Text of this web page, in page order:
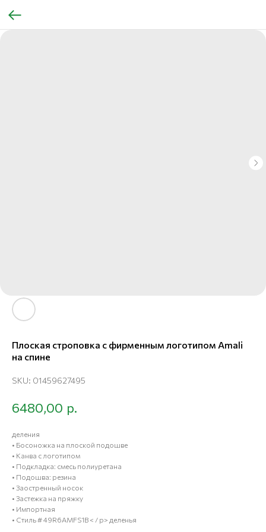
Плоская строповка с фирменным логотипом Amali
на спине
SKU: 01459627495
6480,00 р.
деления
• Босоножка на плоской подошве
• Канва с логотипом
• Подкладка: смесь полиуретана
• Подошва: резина
• Заостренный носок
• Застежка на пряжку
• Импортная
• Стиль # 49R6AMFS1B < / p> деленья